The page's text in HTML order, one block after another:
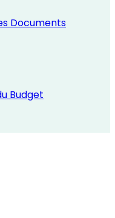
Documents
Budget